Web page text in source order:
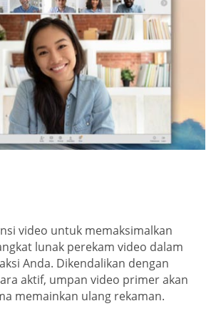
video untuk memaksimalkan
lunak perekam video dalam
Anda. Dikendalikan dengan
aktif, umpan video primer akan
memainkan ulang rekaman.